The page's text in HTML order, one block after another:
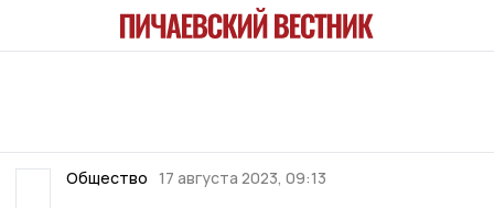
Общество 17 августа 2023, 09:13